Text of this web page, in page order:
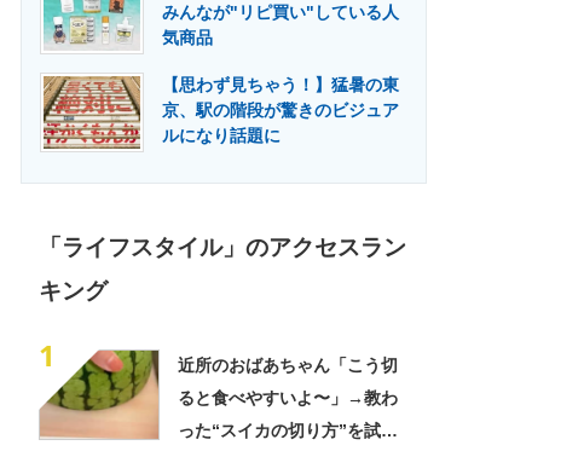
みんなが"リピ買い"している人
気商品
【思わず見ちゃう！】猛暑の東
京、駅の階段が驚きのビジュア
ルになり話題に
「ライフスタイル」のアクセスラン
キング
1
近所のおばあちゃん「こう切
ると食べやすいよ〜」→教わ
った“スイカの切り方”を試し